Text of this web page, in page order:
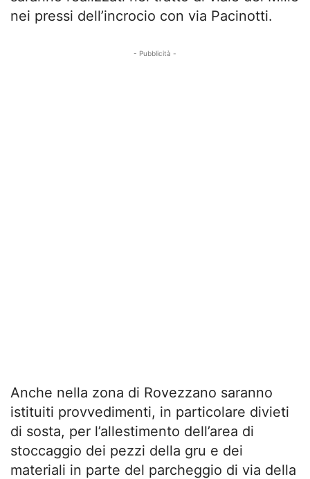
nei pressi dell’incrocio con via Pacinotti.
- Pubblicità -
Anche nella zona di Rovezzano saranno
istituiti provvedimenti, in particolare divieti
di sosta, per l’allestimento dell’area di
stoccaggio dei pezzi della gru e dei
materiali in parte del parcheggio di via della